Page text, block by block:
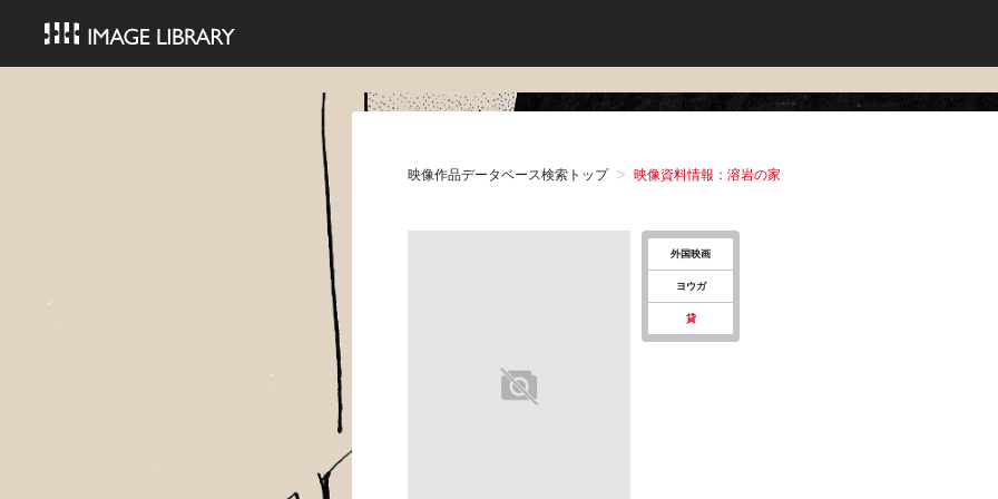
映像作品データベース検索トップ 映像資料情報：溶岩の家
外国映画
ヨウガ
貸